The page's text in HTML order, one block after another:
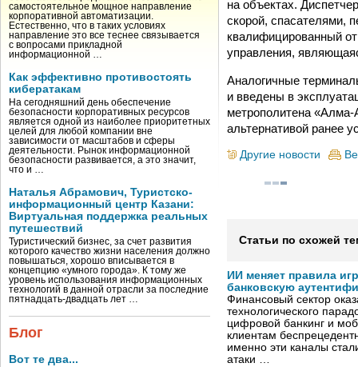
самостоятельное мощное направление
корпоративной автоматизации.
Естественно, что в таких условиях
направление это все теснее связывается
с вопросами прикладной
информационной …
Как эффективно противостоять
кибератакам
На сегодняшний день обеспечение
безопасности корпоративных ресурсов
является одной из наиболее приоритетных
целей для любой компании вне
зависимости от масштабов и сферы
деятельности. Рынок информационной
безопасности развивается, а это значит,
что и …
Наталья Абрамович, Туристско-
информационный центр Казани:
Виртуальная поддержка реальных
путешествий
Туристический бизнес, за счет развития
которого качество жизни населения должно
повышаться, хорошо вписывается в
концепцию «умного города». К тому же
уровень использования информационных
технологий в данной отрасли за последние
пятнадцать-двадцать лет …
Блог
Вот те два...
на объектах.
скорой, спасателями,
квалифицированный
управления,
Аналогичные
и введены в
метрополитена
альтернативой ранее
Другие новости
Статьи по схожей
ИИ меняет правила
банковскую
Финансовый сектор
технологического
цифровой банкинг и
клиентам
именно эти каналы
атаки …